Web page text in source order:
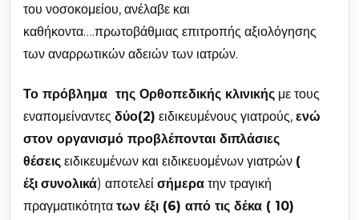
του νοσοκομείου, ανέλαβε και
καθήκοντα….πρωτοβάθμιας επιτροπής αξιολόγησης
των αναρρωτικών αδειών των ιατρών.
Το πρόβλημα της Ορθοπεδικής κλινικής με τους
εναπομείναντες δύο(2) ειδικευμένους γιατρούς, ενώ
στον οργανισμό προβλέπονται διπλάσιες
θέσεις ειδικευμένων και ειδικευομένων γιατρών (
έξι συνολικά) αποτελεί σήμερα την τραγική
πραγματικότητα των έξι (6) από τις δέκα ( 10)